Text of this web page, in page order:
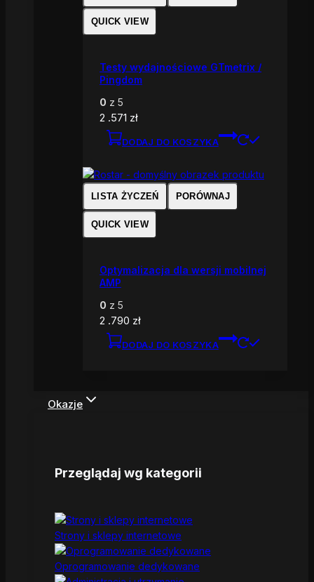
QUICK VIEW
Testy wydajnościowe GTmetrix /
Pingdom
0 z 5
2 .571 zł
DODAJ DO KOSZYKA
LISTA ŻYCZEŃ PORÓWNAJ
QUICK VIEW
Optymalizacja dla wersji mobilnej
AMP
0 z 5
2 .790 zł
DODAJ DO KOSZYKA
Okazje
Przeglądaj wg kategorii
Strony i sklepy internetowe
Oprogramowanie dedykowane